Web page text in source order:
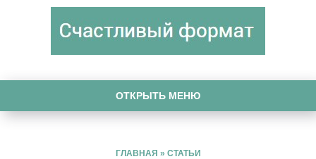
ОТКРЫТЬ МЕНЮ
ГЛАВНАЯ » СТАТЬИ